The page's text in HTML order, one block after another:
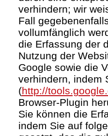
verhindern; wir
Fall
vollumfänglich
die Erfassung der
Nutzung der
Google sowie die
verhindern, indem
(http://
Browser-Plugin
Sie können die
indem Sie auf